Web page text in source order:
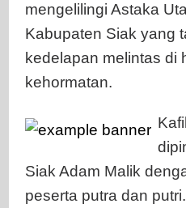
mengelilingi Astaka
Kabupaten Siak yang
kedelapan melintas di
kehormatan.
Siak Adam Malik
peserta putra dan